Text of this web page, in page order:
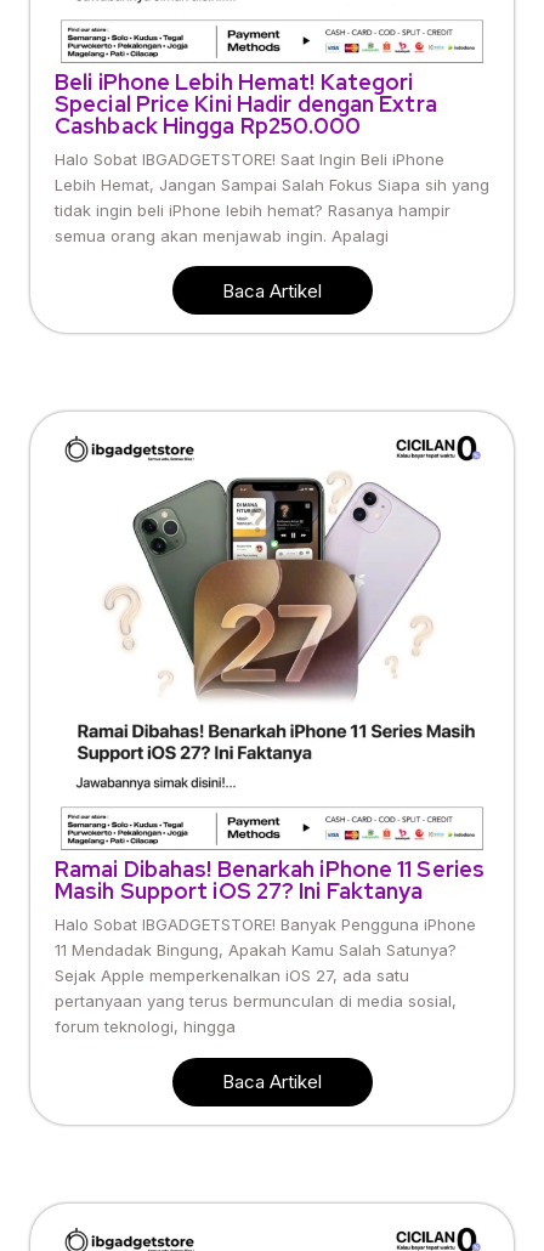
Beli iPhone Lebih Hemat! Kategori
Special Price Kini Hadir dengan Extra
Cashback Hingga Rp250.000
Halo Sobat IBGADGETSTORE! Saat Ingin Beli iPhone
Lebih Hemat, Jangan Sampai Salah Fokus Siapa sih yang
tidak ingin beli iPhone lebih hemat? Rasanya hampir
semua orang akan menjawab ingin. Apalagi
Baca Artikel
Ramai Dibahas! Benarkah iPhone 11 Series
Masih Support iOS 27? Ini Faktanya
Halo Sobat IBGADGETSTORE! Banyak Pengguna iPhone
11 Mendadak Bingung, Apakah Kamu Salah Satunya?
Sejak Apple memperkenalkan iOS 27, ada satu
pertanyaan yang terus bermunculan di media sosial,
forum teknologi, hingga
Baca Artikel